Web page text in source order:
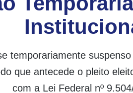
temporariamente
que antecede o pleito
com a Lei Federal nº